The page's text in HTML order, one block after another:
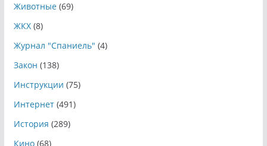
Животные(69)
ЖКХ(8)
Журнал "Спаниель" (4)
Закон (138)
Инструкции (75)
Интернет(491)
История (289)
Кино(68)